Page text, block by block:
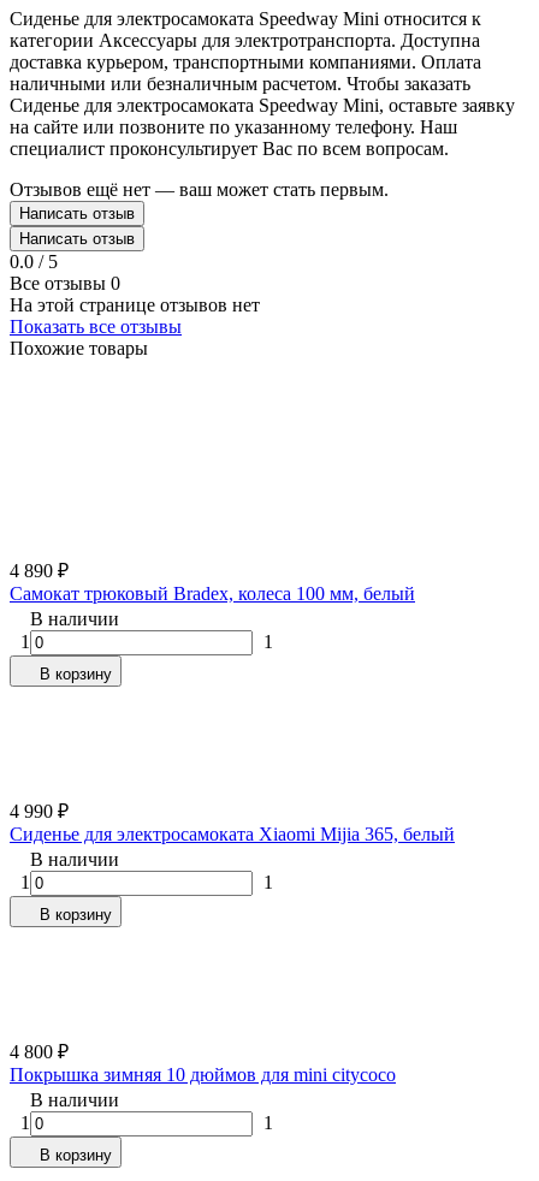
Сиденье для электросамоката Speedway Mini относится к
категории Аксессуары для электротранспорта. Доступна
доставка курьером, транспортными компаниями. Оплата
наличными или безналичным расчетом. Чтобы заказать
Сиденье для электросамоката Speedway Mini, оставьте заявку
на сайте или позвоните по указанному телефону. Наш
специалист проконсультирует Вас по всем вопросам.
Отзывов ещё нет — ваш может стать первым.
Написать отзыв
Написать отзыв
0.0 / 5
Все отзывы 0
На этой странице отзывов нет
Показать все отзывы
Похожие товары
4 890 ₽
Самокат трюковый Bradex, колеса 100 мм, белый
В наличии
1
1
В корзину
4 990 ₽
Сиденье для электросамоката Xiaomi Mijia 365, белый
В наличии
1
1
В корзину
4 800 ₽
Покрышка зимняя 10 дюймов для mini citycoco
В наличии
1
1
В корзину